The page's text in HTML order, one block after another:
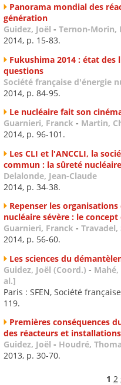
Panorama mondial des
génération
Guidez, Joël - Ternon-Morin,
2014, p. 15-83.
Fukushima 2014 : état des
questions
Société française d'énergie
2014, p. 84-95.
Le nucléaire fait son
Guarnieri, Franck - Martin,
2014, p. 96-101.
Les CLI et l'ANCCLI, la
commun : la sûreté nucléaire
Delalonde, Jean-Claude
2014, p. 34-38.
Repenser les
nucléaire sévère : le
Guarnieri, Franck - Travadel,
2014, p. 56-60.
Les sciences du
Guidez, Joël (Coord.) -
al.]
Paris : SFEN, Société
119.
Premières conséquences
des réacteurs et
Guidez, Joël - Houdré,
2013, p. 30-70.
1 2